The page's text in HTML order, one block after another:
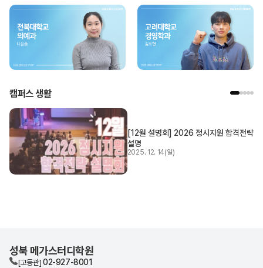
캠퍼스 생활
[12월 설명회] 2026 정시지원 합격전략
설명
2025. 12. 14(일)
성북 메가스터디학원
[고등관] 02-927-8001